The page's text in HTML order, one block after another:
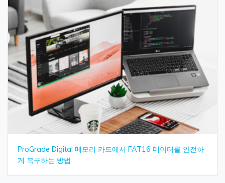
ProGrade Digital 메모리 카드에서 FAT16 데이터를 안전하
게 복구하는 방법